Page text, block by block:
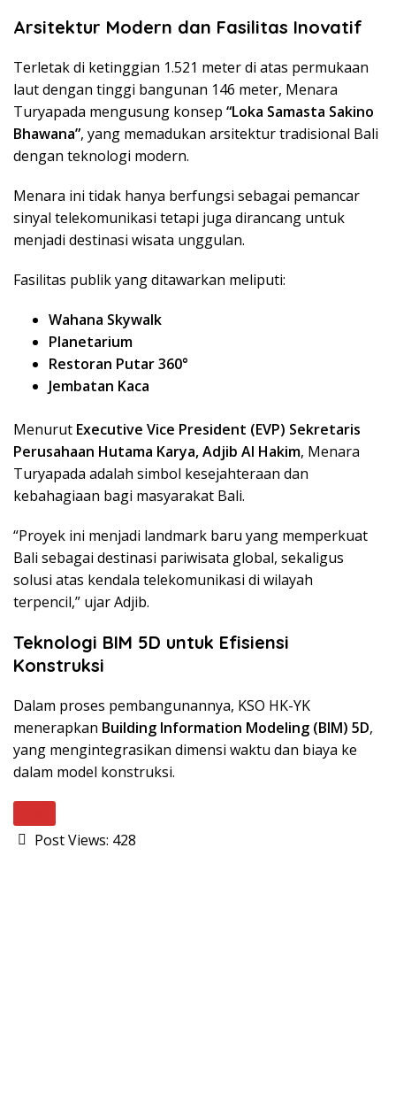
Arsitektur Modern dan Fasilitas Inovatif
Terletak di ketinggian 1.521 meter di atas permukaan
laut dengan tinggi bangunan 146 meter, Menara
Turyapada mengusung konsep “Loka Samasta Sakino
Bhawana”, yang memadukan arsitektur tradisional Bali
dengan teknologi modern.
Menara ini tidak hanya berfungsi sebagai pemancar
sinyal telekomunikasi tetapi juga dirancang untuk
menjadi destinasi wisata unggulan.
Fasilitas publik yang ditawarkan meliputi:
Wahana Skywalk
Planetarium
Restoran Putar 360°
Jembatan Kaca
Menurut Executive Vice President (EVP) Sekretaris
Perusahaan Hutama Karya, Adjib Al Hakim, Menara
Turyapada adalah simbol kesejahteraan dan
kebahagiaan bagi masyarakat Bali.
“Proyek ini menjadi landmark baru yang memperkuat
Bali sebagai destinasi pariwisata global, sekaligus
solusi atas kendala telekomunikasi di wilayah
terpencil,” ujar Adjib.
Teknologi BIM 5D untuk Efisiensi
Konstruksi
Dalam proses pembangunannya, KSO HK-YK
menerapkan Building Information Modeling (BIM) 5D,
yang mengintegrasikan dimensi waktu dan biaya ke
dalam model konstruksi.
Post Views: 428